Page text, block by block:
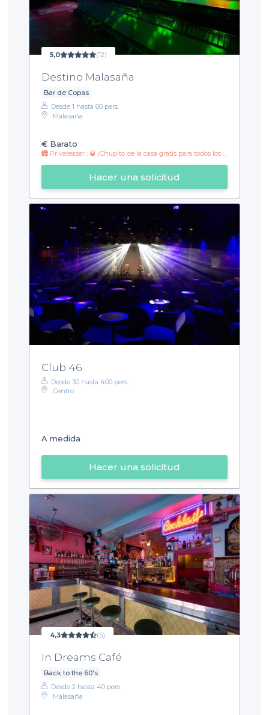
5,0 (12)
Destino Malasaña
Bar de Copas
Desde 1 hasta 60 pers.
Malasaña
€ Barato
Privateaser : 🥃 ¡Chupito de la casa gratis para todos los grupos! 🎉
Hacer una solicitud
Club 46
Desde 30 hasta 400 pers.
Centro
A medida
Hacer una solicitud
4,3 (5)
In Dreams Café
Back to the 60's
Desde 2 hasta 40 pers.
Malasaña